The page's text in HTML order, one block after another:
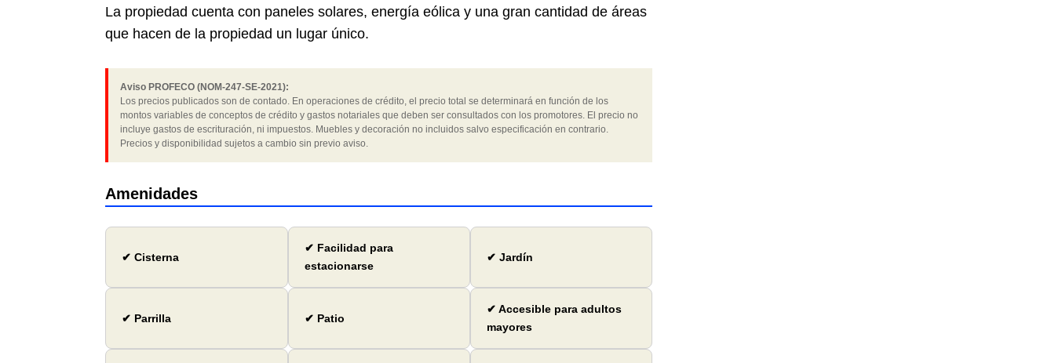
La propiedad cuenta con paneles solares, energía eólica y una gran cantidad de áreas
que hacen de la propiedad un lugar único.
Aviso PROFECO (NOM-247-SE-2021):
Los precios publicados son de contado. En operaciones de crédito, el precio total se determinará en función de los
montos variables de conceptos de crédito y gastos notariales que deben ser consultados con los promotores. El precio no
incluye gastos de escrituración, ni impuestos. Muebles y decoración no incluidos salvo especificación en contrario.
Precios y disponibilidad sujetos a cambio sin previo aviso.
Amenidades
✔ Cisterna
✔ Facilidad para
estacionarse
✔ Jardín
✔ Parrilla ✔ Patio
✔ Accesible para adultos
mayores